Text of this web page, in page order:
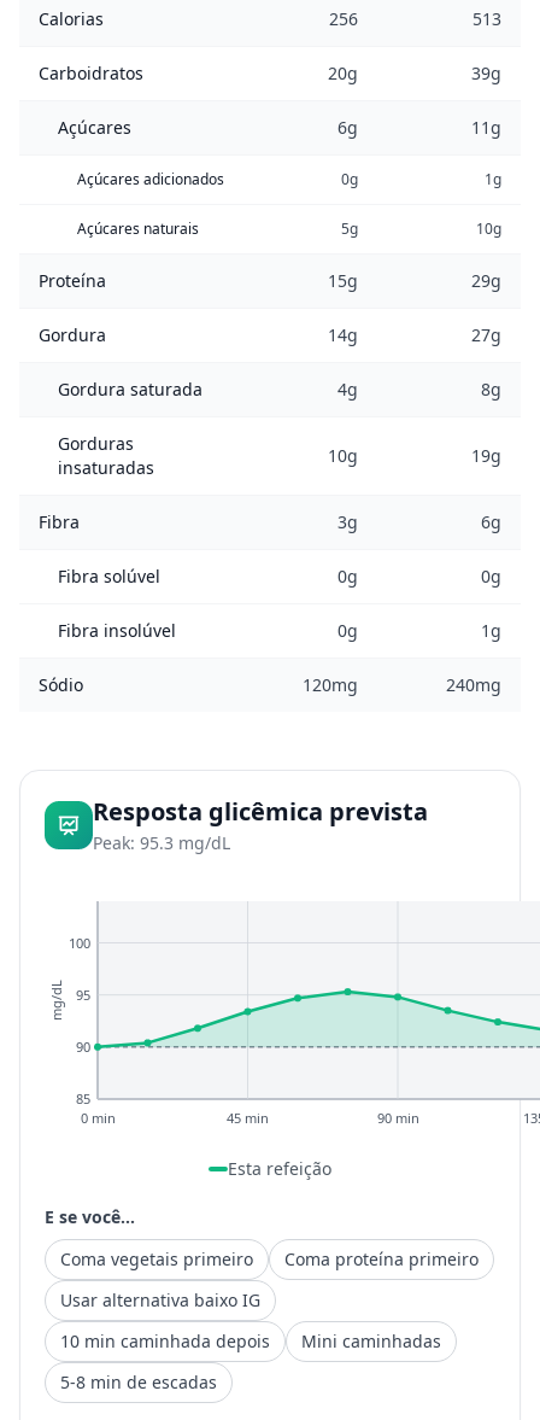
Calorias 256 513
Carboidratos 20g 39g
Açúcares 6g 11g
Açúcares adicionados 0g 1g
Açúcares naturais 5g 10g
Proteína 15g 29g
Gordura 14g 27g
Gordura saturada 4g 8g
Gorduras
insaturadas
10g 19g
Fibra 3g 6g
Fibra solúvel 0g 0g
Fibra insolúvel 0g 1g
Sódio 120mg 240mg
Resposta glicêmica prevista
Peak: 95.3 mg/dL
85
90
95
100
0 min 45 min 90 min
mg/dL
Esta refeição
E se você...
Coma vegetais primeiro
Coma proteína primeiro
Usar alternativa baixo IG
10 min caminhada depois
Mini caminhadas
5-8 min de escadas